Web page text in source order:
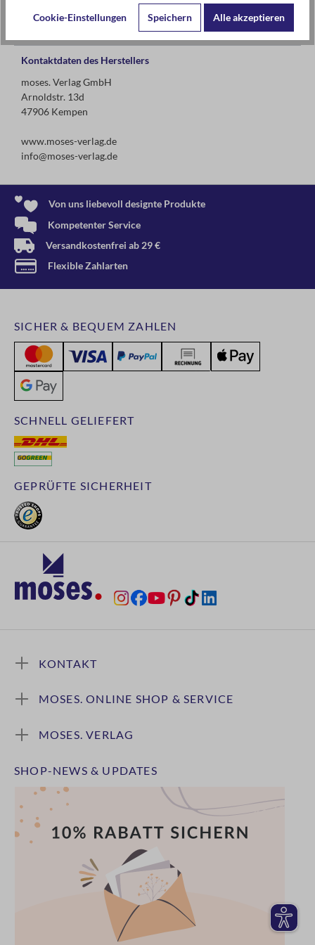
Kontaktdaten des Herstellers
moses. Verlag GmbH
Arnoldstr. 13d
47906 Kempen
www.moses-verlag.de
info@moses-verlag.de
Von uns liebevoll designte Produkte
Kompetenter Service
Versandkostenfrei ab 29 €
Flexible Zahlarten
GEPRÜFTE SICHERHEIT
SCHNELL GELIEFERT
SICHER & BEQUEM ZAHLEN
KONTAKT
MOSES. ONLINE SHOP & SERVICE
MOSES. VERLAG
SHOP-NEWS & UPDATES
Cookie-Einstellungen Speichern Alle akzeptieren